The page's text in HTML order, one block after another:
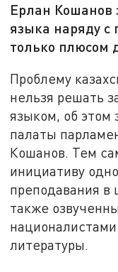
Ерлан Кошанов
языка наряду с
только плюсом
Проблему
нельзя решать
языком, об этом
палаты
Кошанов. Тем
инициативу
преподавания в
также
литературы.